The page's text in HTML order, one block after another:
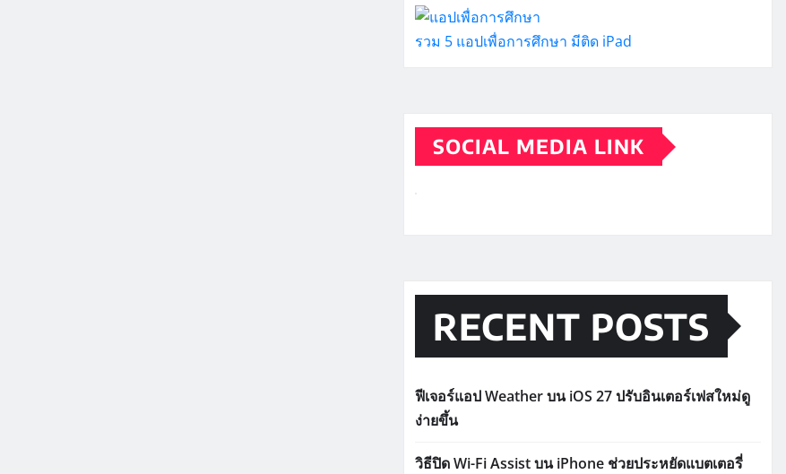
รวม 5 แอปเพื่อการศึกษา มีติด iPad
SOCIAL MEDIA LINK
RECENT POSTS
ฟีเจอร์แอป Weather บน iOS 27 ปรับอินเตอร์เฟสใหม่ดู
ง่ายขึ้น
วิธีปิด Wi-Fi Assist บน iPhone ช่วยประหยัดแบตเตอรี่